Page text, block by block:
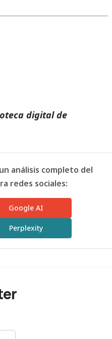
digital de
análisis completo del
redes sociales:
Google AI
Perplexity